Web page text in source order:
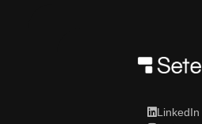
Instagram